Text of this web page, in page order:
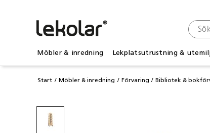
Möbler & inredning Lekplatsutrustning &
Start Möbler & inredning Förvaring Bibliotek &